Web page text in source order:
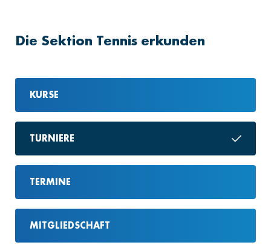
Die Sektion Tennis erkunden
KURSE
TURNIERE
TERMINE
MITGLIEDSCHAFT